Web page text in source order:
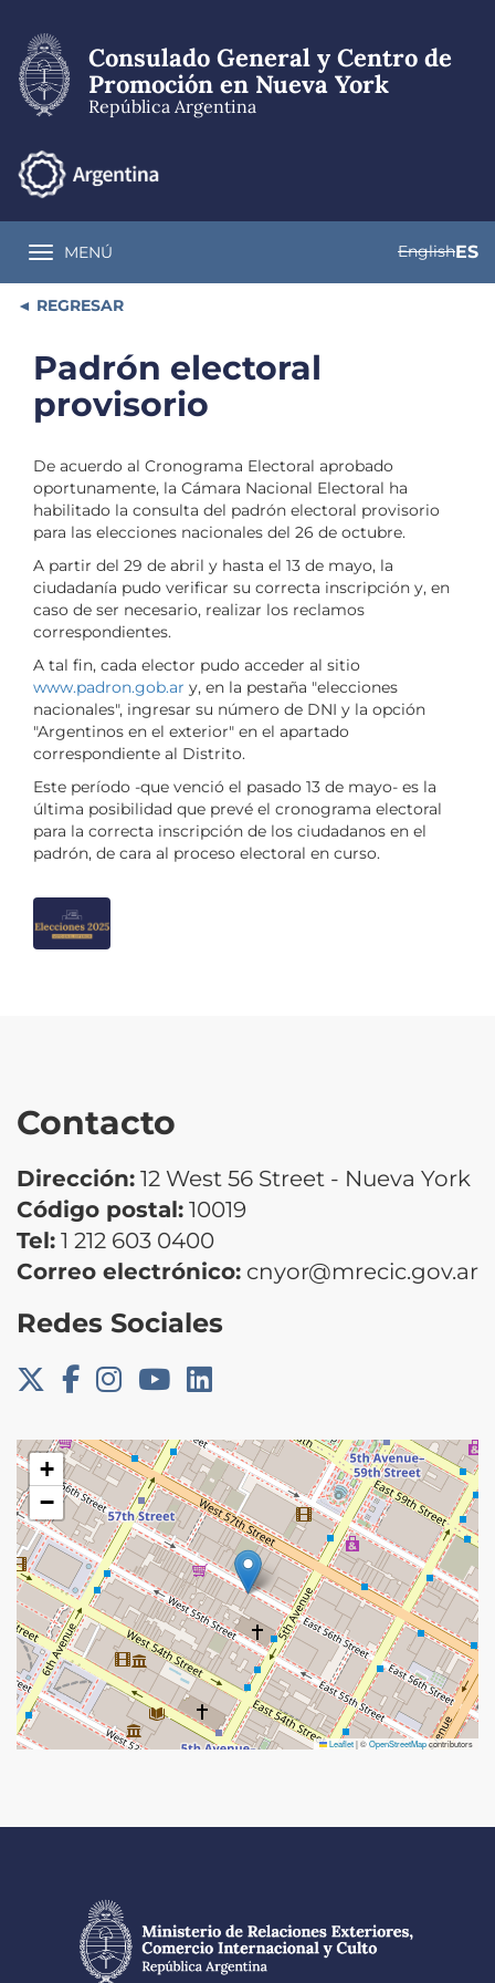
contenido
principal
Consulado General y Centro de
Promoción en Nueva York
República Argentina
Toggle navigation
MENÚ EnglishES
REGRESAR
Padrón electoral
provisorio
De acuerdo al Cronograma Electoral aprobado
oportunamente, la Cámara Nacional Electoral ha
habilitado la consulta del padrón electoral provisorio
para las elecciones nacionales del 26 de octubre.
A partir del 29 de abril y hasta el 13 de mayo, la
ciudadanía pudo verificar su correcta inscripción y, en
caso de ser necesario, realizar los reclamos
correspondientes.
A tal fin, cada elector pudo acceder al sitio
www.padron.gob.ar y, en la pestaña "elecciones
nacionales", ingresar su número de DNI y la opción
"Argentinos en el exterior" en el apartado
correspondiente al Distrito.
Este período -que venció el pasado 13 de mayo- es la
última posibilidad que prevé el cronograma electoral
para la correcta inscripción de los ciudadanos en el
padrón, de cara al proceso electoral en curso.
Contacto
Dirección: 12 West 56 Street - Nueva York
Código postal: 10019
Tel: 1 212 603 0400
Correo electrónico: cnyor@mrecic.gov.ar
Redes Sociales
+
−
Leaflet|©OpenStreetMapcontributors